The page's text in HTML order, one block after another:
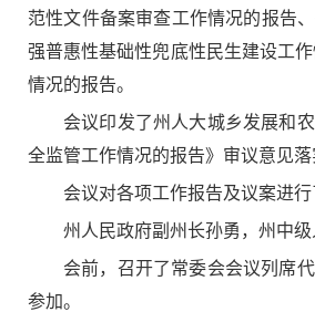
范性文件备案审查工作情况的报告
强普惠性基础性兜底性民生建设工
情况的报告。
会议印发了州人大城乡发展和
全监管工作情况的报告》审议意见落
会议对各项工作报告及议案进
州人民政府副州长孙勇，州中
会前，召开了常委会会议列席
参加。